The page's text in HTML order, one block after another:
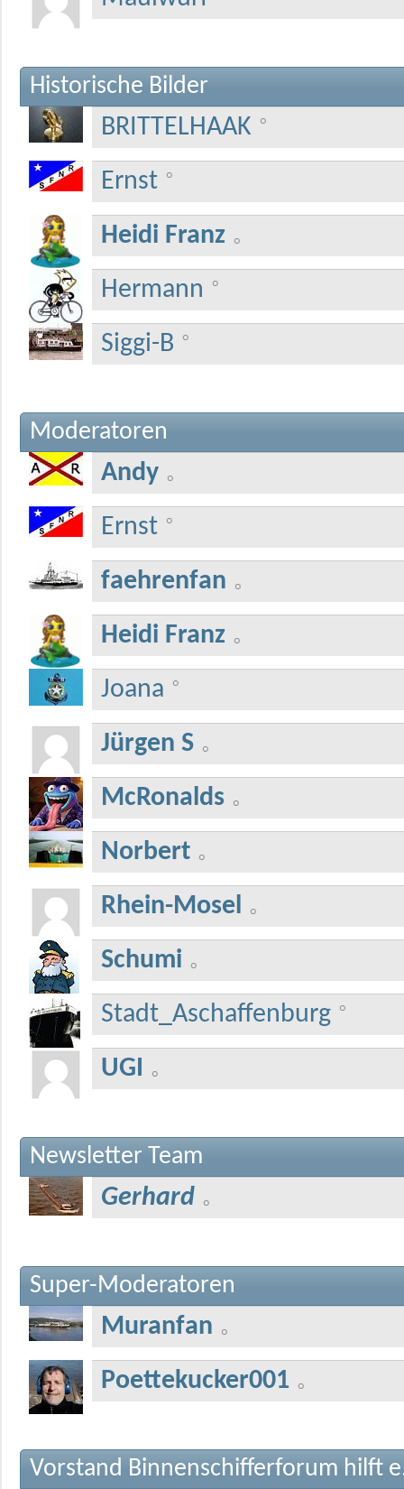
Historische Bilder
BRITTELHAAK
Ernst
Heidi Franz
Hermann
Siggi-B
Moderatoren
Andy
Ernst
faehrenfan
Heidi Franz
Joana
Jürgen S
McRonalds
Norbert
Rhein-Mosel
Schumi
Stadt_Aschaffenburg
UGI
Newsletter Team
Gerhard
Super-Moderatoren
Muranfan
Poettekucker001
Vorstand Binnenschifferforum hilft